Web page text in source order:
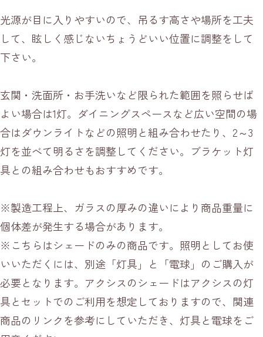
光源が目に入りやすいので、吊るす高さや場所を工夫
して、眩しく感じないちょうどいい位置に調整をして
下さい。
玄関・洗面所・お手洗いなど限られた範囲を照らせば
よい場合は1灯。ダイニングスペースなど広い空間の場
合はダウンライトなどの照明と組み合わせたり、2～3
灯を並べて明るさを調整してください。ブラケット灯
具との組み合わせもおすすめです。
※製造工程上、ガラスの厚みの違いにより商品重量に
個体差が発生する場合があります。
※こちらはシェードのみの商品です。照明としてお使
いいただくには、別途「灯具」と「電球」のご購入が
必要となります。アクシスのシェードはアクシスの灯
具とセットでのご利用を想定しておりますので、関連
商品のリンクを参考にしていただき、灯具と電球をご